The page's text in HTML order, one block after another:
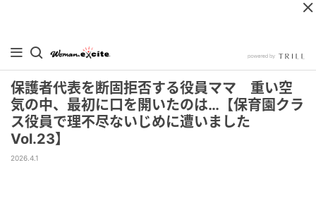
保護者代表を断固拒否する役員ママ 重い空
気の中、最初に口を開いたのは…【保育園クラ
ス役員で理不尽ないじめに遭いました
Vol.23】
2026.4.1